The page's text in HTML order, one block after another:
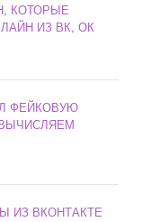
КОТОРЫЕ
ИЗ ВК, ОК
ФЕЙКОВУЮ
ИЗ ВКОНТАКТЕ